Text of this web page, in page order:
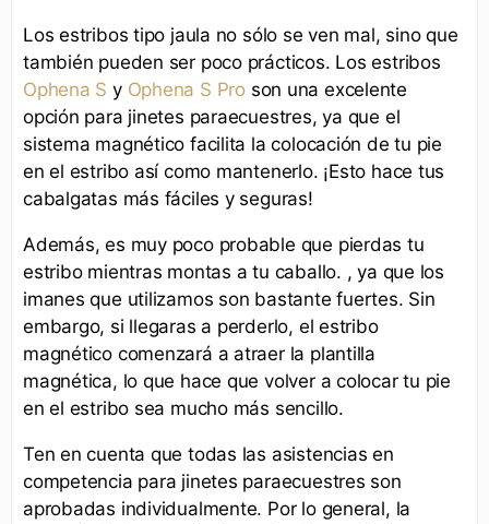
Los estribos tipo jaula no sólo se ven mal, sino que
también pueden ser poco prácticos. Los estribos
Ophena S y Ophena S Proson una excelente
opción para jinetes paraecuestres, ya que el
sistema magnético facilita la colocación de tu pie
en el estribo así como mantenerlo. ¡Esto hace tus
cabalgatas más fáciles y seguras!
Además, es muy poco probable que pierdas tu
estribo mientras montas a tu caballo. , ya que los
imanes que utilizamos son bastante fuertes. Sin
embargo, si llegaras a perderlo, el estribo
magnético comenzará a atraer la plantilla
magnética, lo que hace que volver a colocar tu pie
en el estribo sea mucho más sencillo.
Ten en cuenta que todas las asistencias en
competencia para jinetes paraecuestres son
aprobadas individualmente. Por lo general, la